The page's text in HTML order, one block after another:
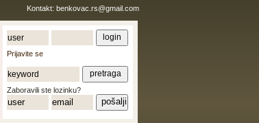
Kontakt: benkovac.rs@gmail.com
Prijavite se
Zaboravili ste lozinku?